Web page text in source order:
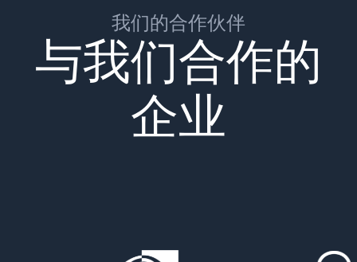
我们的合作伙伴
与我们合作的
企业